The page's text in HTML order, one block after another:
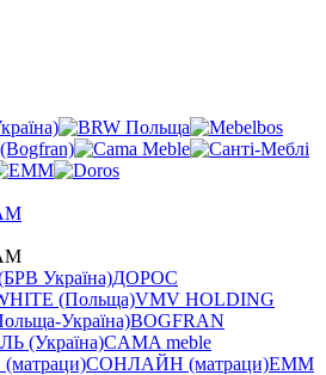
Україна)ДОРОС
(Польща)VMV HOLDING
Україна)BOGFRAN
(Україна)CAMA meble
СОНЛАЙН (матраци)EMM